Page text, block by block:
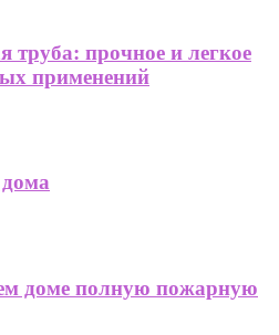
труба: прочное и легкое
применений
доме полную пожарную